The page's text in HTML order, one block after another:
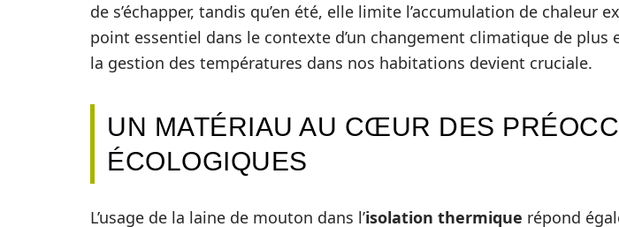
de s’échapper, tandis qu’en été, elle limite l’accumulation de chaleur
point essentiel dans le contexte d’un changement climatique de plus
la gestion des températures dans nos habitations devient cruciale.
UN MATÉRIAU AU CŒUR DES
ÉCOLOGIQUES
L’usage de la laine de mouton dans l’isolation thermique répond